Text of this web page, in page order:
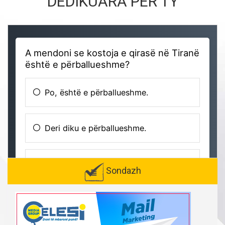
Sondazh